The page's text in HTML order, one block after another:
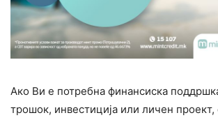
Ако Ви е потребна финансиска
трошок, инвестиција или личен проект,